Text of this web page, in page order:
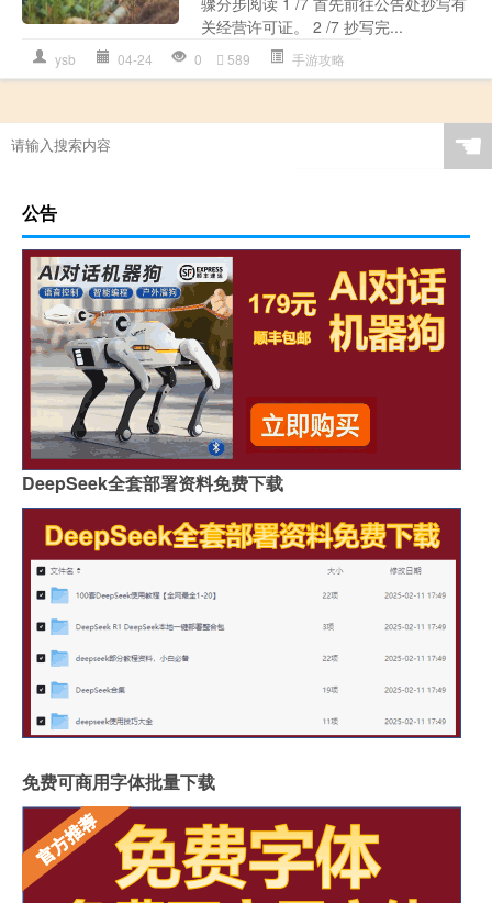
关经营许可证。 2 /7 抄写完...
ysb 04-24 0 589 手游攻略
☚
公告
DeepSeek全套部署资料免费下载
免费可商用字体批量下载